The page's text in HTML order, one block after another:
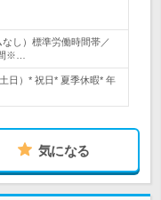
し）標準労働時間帯／
※…
日）* 祝日* 夏季休暇* 年
気になる